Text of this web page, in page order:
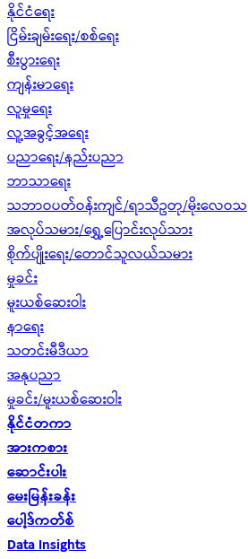
နိုင်ငံရေး
ငြိမ်းချမ်းရေး/စစ်ရေး
စီးပွားရေး
ကျန်းမာရေး
လူမှုရေး
လူ့အခွင့်အရေး
ပညာရေး/နည်းပညာ
ဘာသာရေး
သဘာဝပတ်ဝန်းကျင်/ရာသီဥတု/မိုးလေဝသ
အလုပ်သမား/ရွှေ့ပြောင်းလုပ်သား
စိုက်ပျိုးရေး/တောင်သူလယ်သမား
မှုခင်း
မူးယစ်ဆေးဝါး
နာရေး
သတင်းမီဒီယာ
အနုပညာ
မှုခင်း/မူးယစ်ဆေးဝါး
နိုင်ငံတကာ
အားကစား
ဆောင်းပါး
မေးမြန်းခန်း
ပေါ့ဒ်ကတ်စ်
Data Insights